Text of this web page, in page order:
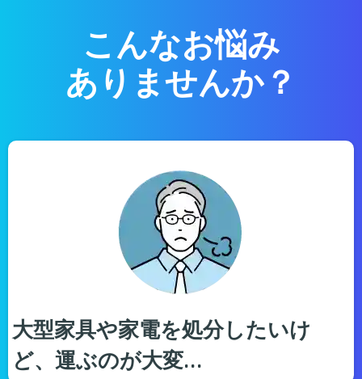
こんなお悩み
ありませんか？
大型家具や家電を処分したいけ
ど、運ぶのが大変…